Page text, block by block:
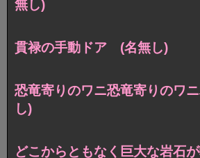
無し)
貫禄の手動ドア (名無し)
恐竜寄りのワニ恐竜寄りのワ
し)
どこからともなく巨大な岩石